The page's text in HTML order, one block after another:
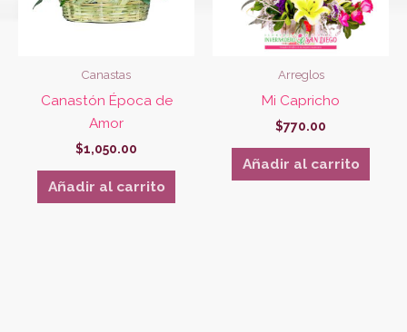
Canastas
Canastón Época de
Amor
$1,050.00
Añadir al carrito
Arreglos
Mi Capricho
$770.00
Añadir al carrito